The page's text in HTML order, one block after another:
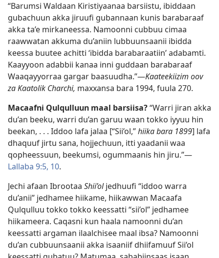
“Barumsi Waldaan Kiristiyaanaa barsiistu, ibiddaan
gubachuun akka jiruufi gubannaan kunis barabaraaf
akka ta’e mirkaneessa. Namoonni cubbuu cimaa
raawwatan akkuma du’aniin lubbuunsaanii ibidda
keessa buutee achitti ‘ibidda barabaraatiin’ adabamti.
Kaayyoon adabbii kanaa inni guddaan barabaraaf
Waaqayyorraa gargar baasuudha.”—Kaateekiizim oov
za Kaatolik Charchi, maxxansa bara 1994, fuula 270.
Macaafni Qulqulluun maal barsiisa?“Warri jiran akka
du’an beeku, warri du’an garuu waan tokko iyyuu hin
beekan, . . . Iddoo lafa jalaa [“Sii’ol,”hiika bara 1899] lafa
dhaquuf jirtu sana, hojjechuun, itti yaadanii waa
qopheessuun, beekumsi, ogummaanis hin jiru.”—
Lallaba 9:5, 10.
Jechi afaan Ibrootaa Shii’oljedhuufi “iddoo warra
du’anii” jedhamee hiikame, hiikawwan Macaafa
Qulqulluu tokko tokko keessatti “sii’ol” jedhamee
hiikameera. Caqasni kun haala namoonni du’an
keessatti argaman ilaalchisee maal ibsa? Namoonni
du’an cubbuunsaanii akka isaaniif dhiifamuuf Sii’ol